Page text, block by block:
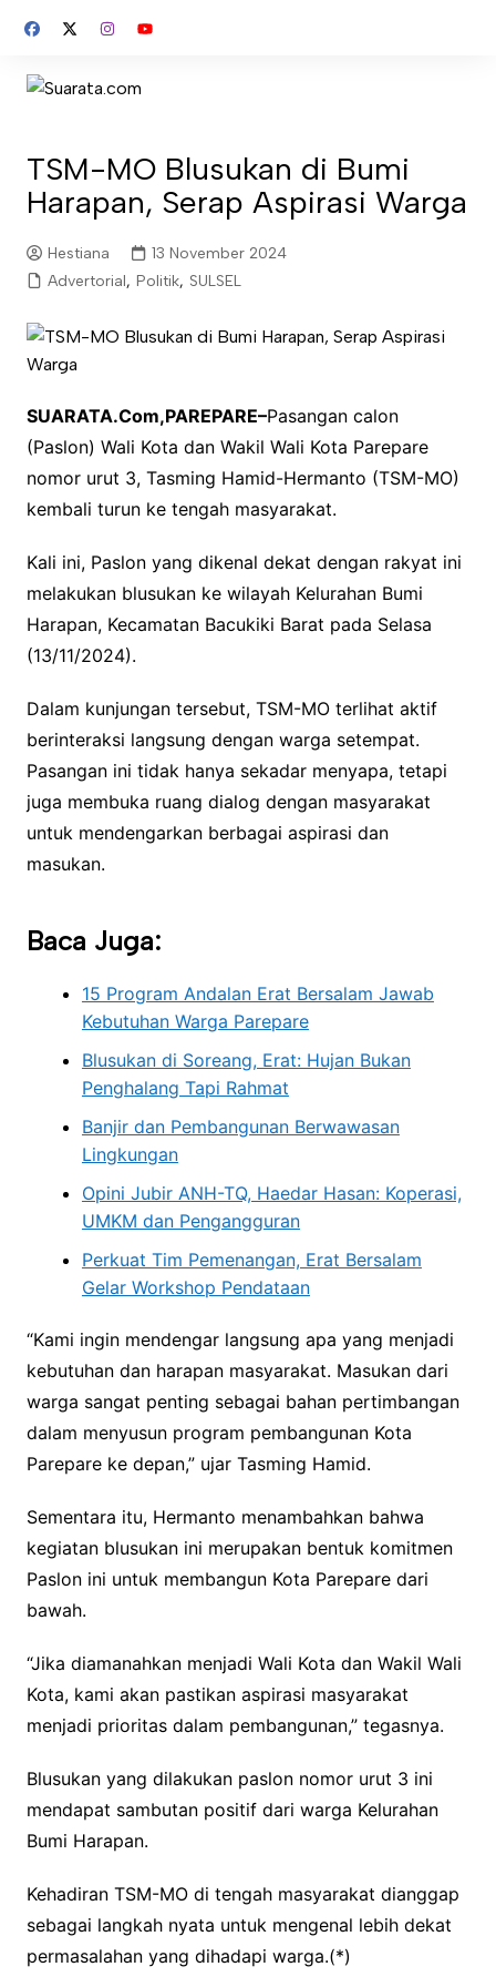
TSM-MO Blusukan di Bumi
Harapan, Serap Aspirasi Warga
Hestiana
13 November 2024
Advertorial, Politik, SULSEL
SUARATA.Com,PAREPARE–Pasangan calon
(Paslon) Wali Kota dan Wakil Wali Kota Parepare
nomor urut 3, Tasming Hamid-Hermanto (TSM-MO)
kembali turun ke tengah masyarakat.
Kali ini, Paslon yang dikenal dekat dengan rakyat ini
melakukan blusukan ke wilayah Kelurahan Bumi
Harapan, Kecamatan Bacukiki Barat pada Selasa
(13/11/2024).
Dalam kunjungan tersebut, TSM-MO terlihat aktif
berinteraksi langsung dengan warga setempat.
Pasangan ini tidak hanya sekadar menyapa, tetapi
juga membuka ruang dialog dengan masyarakat
untuk mendengarkan berbagai aspirasi dan
masukan.
Baca Juga:
15 Program Andalan Erat Bersalam Jawab
Kebutuhan Warga Parepare
Blusukan di Soreang, Erat: Hujan Bukan
Penghalang Tapi Rahmat
Banjir dan Pembangunan Berwawasan
Lingkungan
Opini Jubir ANH-TQ, Haedar Hasan: Koperasi,
UMKM dan Pengangguran
Perkuat Tim Pemenangan, Erat Bersalam
Gelar Workshop Pendataan
“Kami ingin mendengar langsung apa yang menjadi
kebutuhan dan harapan masyarakat. Masukan dari
warga sangat penting sebagai bahan pertimbangan
dalam menyusun program pembangunan Kota
Parepare ke depan,” ujar Tasming Hamid.
Sementara itu, Hermanto menambahkan bahwa
kegiatan blusukan ini merupakan bentuk komitmen
Paslon ini untuk membangun Kota Parepare dari
bawah.
“Jika diamanahkan menjadi Wali Kota dan Wakil Wali
Kota, kami akan pastikan aspirasi masyarakat
menjadi prioritas dalam pembangunan,” tegasnya.
Blusukan yang dilakukan paslon nomor urut 3 ini
mendapat sambutan positif dari warga Kelurahan
Bumi Harapan.
Kehadiran TSM-MO di tengah masyarakat dianggap
sebagai langkah nyata untuk mengenal lebih dekat
permasalahan yang dihadapi warga.(*)